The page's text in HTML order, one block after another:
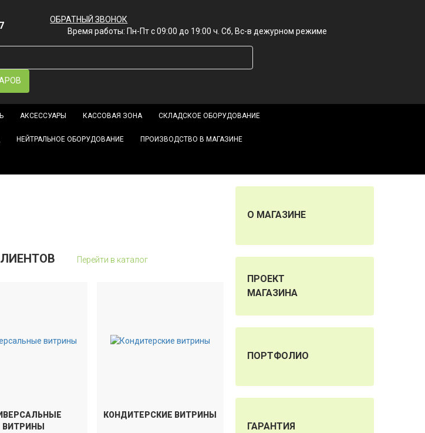
ОБРАТНЫЙ ЗВОНОК
Время работы: Пн-Пт с 09:00 до 19:00 ч. Сб, Вс-в дежурном режиме
АКСЕССУАРЫ КАССОВАЯ ЗОНА СКЛАДСКОЕ ОБОРУДОВАНИЕ
НЕЙТРАЛЬНОЕ ОБОРУДОВАНИЕ ПРОИЗВОДСТВО В МАГАЗИНЕ
Перейти в каталог
ВИТРИНЫ
КОНДИТЕРСКИЕ ВИТРИНЫ
О МАГАЗИНЕ
ПРОЕКТ
МАГАЗИНА
ПОРТФОЛИО
ГАРАНТИЯ